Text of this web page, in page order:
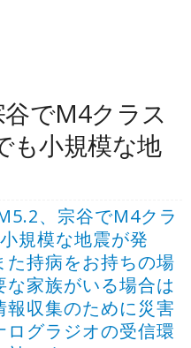
でM4クラス
も小規模な地
、宗谷でM4クラ
規模な地震が発
持病をお持ちの場
家族がいる場合は
収集のために災害
グラジオの受信環